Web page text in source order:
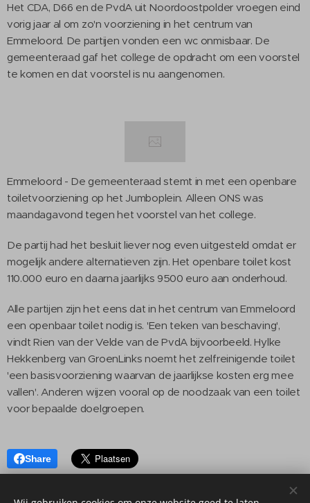
Het CDA, D66 en de PvdA uit Noordoostpolder vroegen eind
vorig jaar al om zo'n voorziening in het centrum van
Emmeloord. De partijen vonden een wc onmisbaar. De
gemeenteraad gaf het college de opdracht om een voorstel
te komen en dat voorstel is nu aangenomen.
Emmeloord - De gemeenteraad stemt in met een openbare
toiletvoorziening op het Jumboplein. Alleen ONS was
maandagavond tegen het voorstel van het college.
De partij had het besluit liever nog even uitgesteld omdat er
mogelijk andere alternatieven zijn. Het openbare toilet kost
110.000 euro en daarna jaarlijks 9500 euro aan onderhoud.
Alle partijen zijn het eens dat in het centrum van Emmeloord
een openbaar toilet nodig is. 'Een teken van beschaving',
vindt Rien van der Velde van de PvdA bijvoorbeeld. Hylke
Hekkenberg van GroenLinks noemt het zelfreinigende toilet
'een basisvoorziening waarvan de jaarlijkse kosten erg mee
vallen'. Anderen wijzen vooral op de noodzaak van een toilet
voor bepaalde doelgroepen.
Share